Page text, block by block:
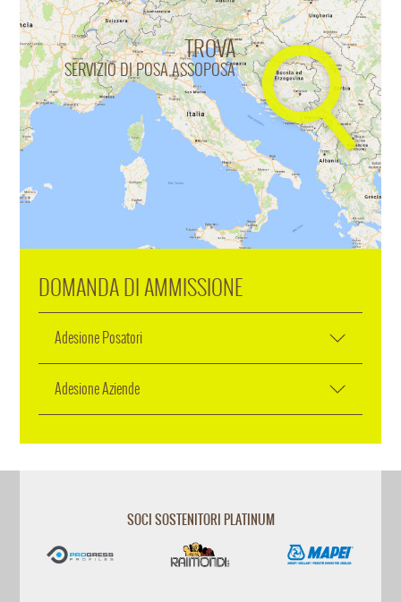
TROVA
SERVIZIO DI POSA ASSOPOSA
DOMANDA DI AMMISSIONE
Adesione Posatori
Adesione Aziende
SOCI SOSTENITORI PLATINUM